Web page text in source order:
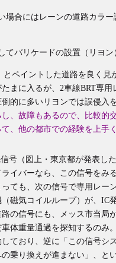
場合にはレーンの道路カラ
てバリケードの設置（リヨン
とペイントした道路を良く
まに入るが、2車線BRT専
的に多いリヨンでは誤侵
、故障もあるので、比較
、他の都市での経験を上手
号（図上・東京都が発表し
イバーなら、この信号を
ても、次の信号で専用レー
磁気コイルループ）が、IC
の信号にも、メッス市当
体重量通過を探知するのみ
ており、逆に「この信号
乗り換えが進まない」、と